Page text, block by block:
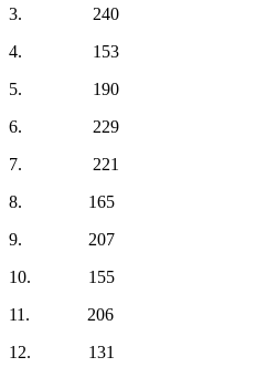
3. 240
4. 153
5. 190
6. 229
7. 221
8. 165
9. 207
10. 155
11. 206
12. 131